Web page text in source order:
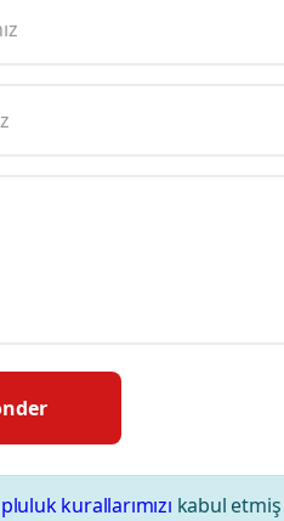
kurallarımızı kabul